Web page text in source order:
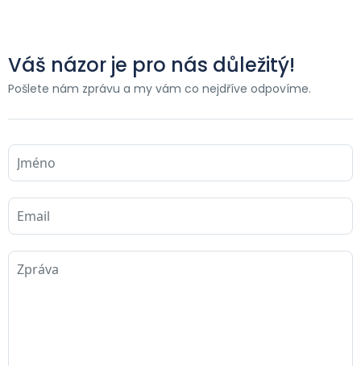
Váš názor je pro nás důležitý!
Pošlete nám zprávu a my vám co nejdříve odpovíme.